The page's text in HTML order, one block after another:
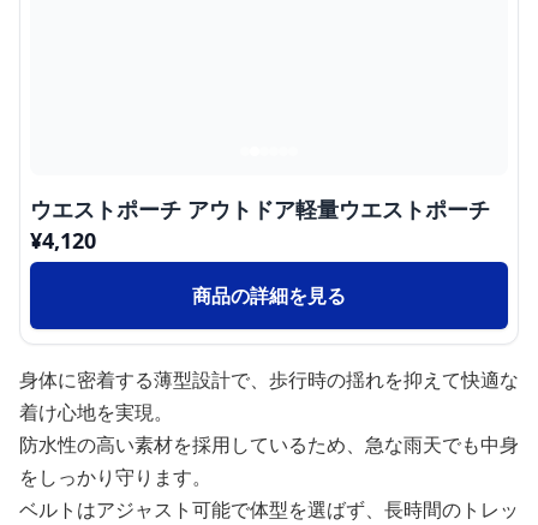
ウエストポーチ アウトドア軽量ウエストポーチ
¥4,120
商品の詳細を見る
身体に密着する薄型設計で、歩行時の揺れを抑えて快適な
着け心地を実現。
防水性の高い素材を採用しているため、急な雨天でも中身
をしっかり守ります。
ベルトはアジャスト可能で体型を選ばず、長時間のトレッ